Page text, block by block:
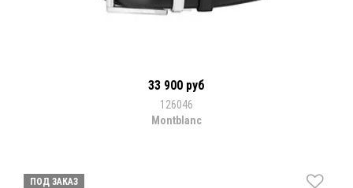
33 900 руб
126046
Montblanc
ПОД ЗАКАЗ